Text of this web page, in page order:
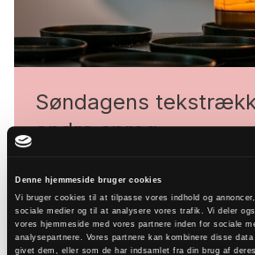
Denne hjemmeside bruger cookies
Vi bruger cookies til at tilpasse vores indhold og
sociale medier og til at analysere vores trafik. Vi deler
vores hjemmeside med vores partnere inden for sociale
analysepartnere. Vores partnere kan kombinere disse
givet dem, eller som de har indsamlet fra din brug af
Søndagens
andre sprog
på engelsk, farsi, arabisk og
pdf'er klar til at blive brugt til
Gå til Søndagens tekstrækker